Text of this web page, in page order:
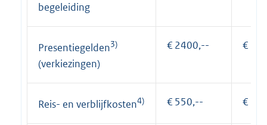
begeleiding
Presentiegelden3)
(verkiezingen)
€ 2400,-- €
Reis- en verblijfkosten4) € 550,-- €